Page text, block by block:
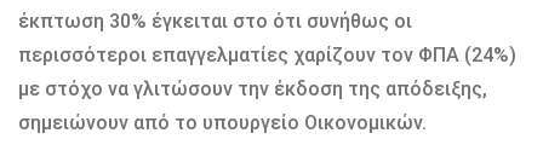
έκπτωση 30% έγκειται στο ότι συνήθως οι
περισσότεροι επαγγελματίες χαρίζουν τον ΦΠΑ (24%)
με στόχο να γλιτώσουν την έκδοση της απόδειξης,
σημειώνουν από το υπουργείο Οικονομικών.